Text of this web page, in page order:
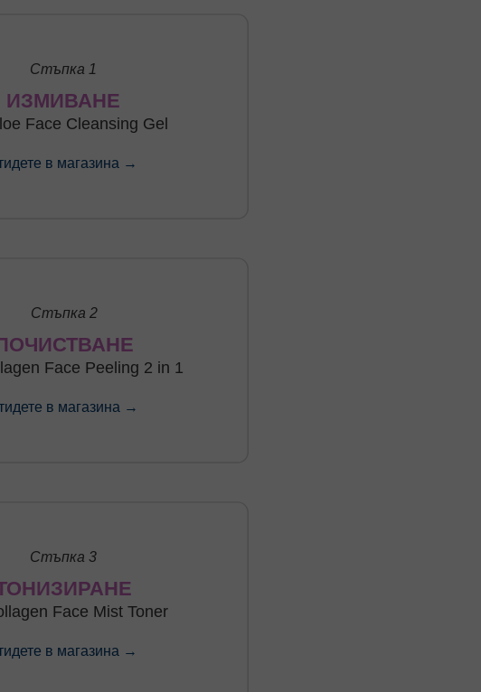
Стъпка 1
ИЗМИВАНЕ
Face Cleansing Gel
в магазина →
Стъпка 2
Face Peeling 2 in 1
в магазина →
Стъпка 3
Face Mist Toner
в магазина →